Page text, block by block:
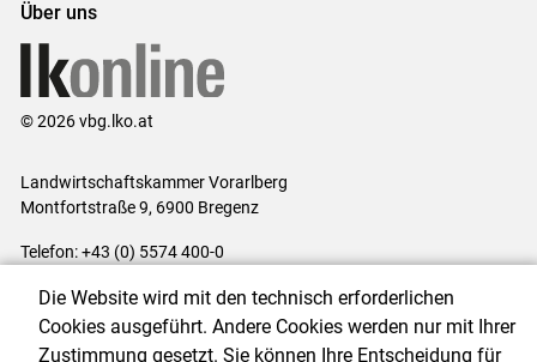
Über uns
© 2026 vbg.lko.at
Landwirtschaftskammer Vorarlberg
Montfortstraße 9, 6900 Bregenz
Telefon: +43 (0) 5574 400-0
Impressum|Kontakt|Datenschutzerklärung|Barrierefreiheit|
Cookie-Einstellungen
Die Website wird mit den technisch erforderlichen
Cookies ausgeführt. Andere Cookies werden nur mit Ihrer
Zustimmung gesetzt. Sie können Ihre Entscheidung für